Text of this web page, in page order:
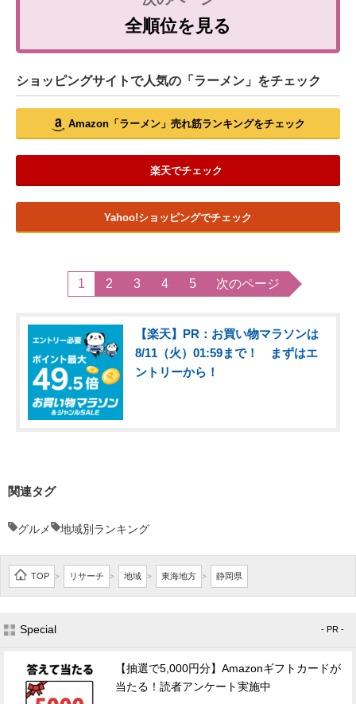
全順位を見る
ショッピングサイトで人気の「ラーメン」をチェック
Amazon「ラーメン」売れ筋ランキングをチェック
楽天でチェック
Yahoo!ショッピングでチェック
1 2 3 4 5 次のページ
【楽天】PR：お買い物マラソンは
8/11（火）01:59まで！ まずはエ
ントリーから！
関連タグ
グルメ 地域別ランキング
TOP > リサーチ > 地域 > 東海地方 > 静岡県
Special - PR -
【抽選で5,000円分】Amazonギフトカードが
当たる！読者アンケート実施中